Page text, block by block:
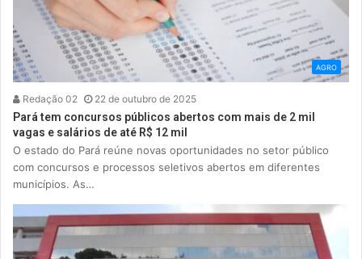
AGRO
Redação 02 22 de outubro de 2025
Pará tem concursos públicos abertos com mais de 2 mil
vagas e salários de até R$ 12 mil
O estado do Pará reúne novas oportunidades no setor público
com concursos e processos seletivos abertos em diferentes
municípios. As…